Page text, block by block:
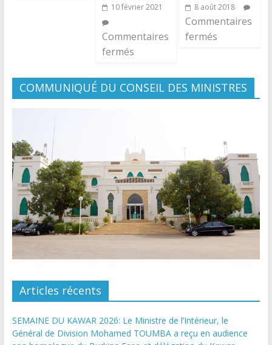
10 février 2021
Commentaires
fermés
8 août 2018
Commentaires
fermés
COMMUNIQUÉ DU CONSEIL DES MINISTRES
Articles récents
SEMAINE DU KAWAR 2026: Le Ministre de l’Intérieur, le
Général de Division Mohamed TOUMBA a reçu en audience